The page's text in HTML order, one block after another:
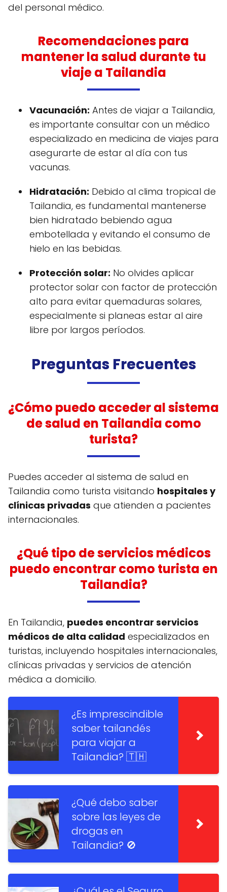
del personal médico.
Recomendaciones para
mantener la salud durante tu
viaje a Tailandia
Vacunación: Antes de viajar a Tailandia,
es importante consultar con un médico
especializado en medicina de viajes para
asegurarte de estar al día con tus
vacunas.
Hidratación: Debido al clima tropical de
Tailandia, es fundamental mantenerse
bien hidratado bebiendo agua
embotellada y evitando el consumo de
hielo en las bebidas.
Protección solar: No olvides aplicar
protector solar con factor de protección
alto para evitar quemaduras solares,
especialmente si planeas estar al aire
libre por largos períodos.
Preguntas Frecuentes
¿Cómo puedo acceder al sistema
de salud en Tailandia como
turista?
Puedes acceder al sistema de salud en
Tailandia como turista visitando hospitales y
clínicas privadas que atienden a pacientes
internacionales.
¿Qué tipo de servicios médicos
puedo encontrar como turista en
Tailandia?
En Tailandia, puedes encontrar servicios
médicos de alta calidad especializados en
turistas, incluyendo hospitales internacionales,
clínicas privadas y servicios de atención
médica a domicilio.
¿Es imprescindible
saber tailandés
para viajar a
Tailandia? 🇹🇭
¿Qué debo saber
sobre las leyes de
drogas en
Tailandia? 🚫